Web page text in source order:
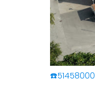
☎️51458000